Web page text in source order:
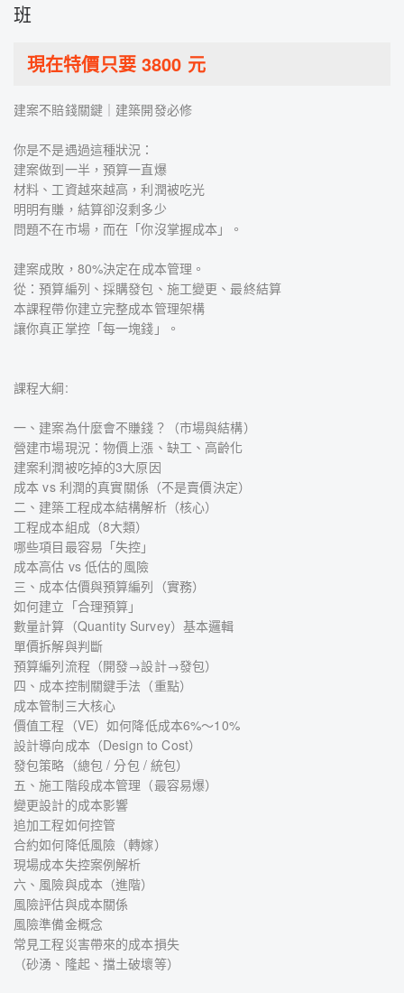
班
現在特價只要 3800 元
建案不賠錢關鍵｜建築開發必修
你是不是遇過這種狀況：
建案做到一半，預算一直爆
材料、工資越來越高，利潤被吃光
明明有賺，結算卻沒剩多少
問題不在市場，而在「你沒掌握成本」。
建案成敗，80%決定在成本管理。
從：預算編列、採購發包、施工變更、最終結算
本課程帶你建立完整成本管理架構
讓你真正掌控「每一塊錢」。
課程大綱:
一、建案為什麼會不賺錢？（市場與結構）
營建市場現況：物價上漲、缺工、高齡化
建案利潤被吃掉的3大原因
成本 vs 利潤的真實關係（不是賣價決定）
二、建築工程成本結構解析（核心）
工程成本組成（8大類）
哪些項目最容易「失控」
成本高估 vs 低估的風險
三、成本估價與預算編列（實務）
如何建立「合理預算」
數量計算（Quantity Survey）基本邏輯
單價拆解與判斷
預算編列流程（開發→設計→發包）
四、成本控制關鍵手法（重點）
成本管制三大核心
價值工程（VE）如何降低成本6%～10%
設計導向成本（Design to Cost）
發包策略（總包 / 分包 / 統包）
五、施工階段成本管理（最容易爆）
變更設計的成本影響
追加工程如何控管
合約如何降低風險（轉嫁）
現場成本失控案例解析
六、風險與成本（進階）
風險評估與成本關係
風險準備金概念
常見工程災害帶來的成本損失
（砂湧、隆起、擋土破壞等）